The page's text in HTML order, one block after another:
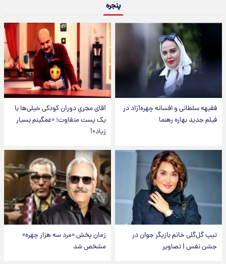
پنجره
فقیهه سلطانی و افسانه چهره‌آزاد در
فیلم جدید بهاره رهنما
آقای مجریِ دوران کودکی خیلی‌ها با
یک پست متفاوت؛ «غمگینم بسیار
زیاد»!
تیپ گل‌گلی خانم بازیگر جوان در
جشن نفس | تصاویر
زمان پخش «مرد سه هزار چهره»
مشخص شد